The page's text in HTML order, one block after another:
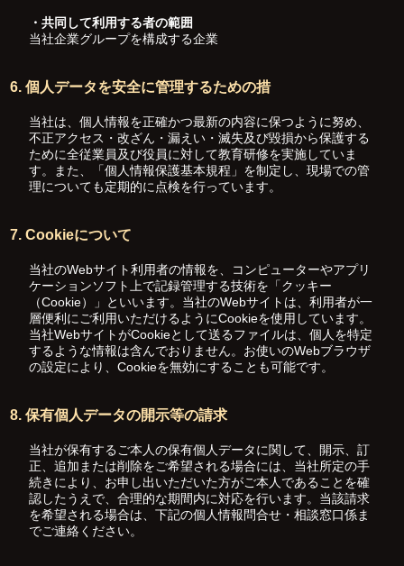
・共同して利用する者の範囲
当社企業グループを構成する企業
6. 個人データを安全に管理するための措
当社は、個人情報を正確かつ最新の内容に保つように努め、
不正アクセス・改ざん・漏えい・滅失及び毀損から保護する
ために全従業員及び役員に対して教育研修を実施していま
す。また、「個人情報保護基本規程」を制定し、現場での管
理についても定期的に点検を行っています。
7. Cookieについて
当社のWebサイト利用者の情報を、コンピューターやアプリ
ケーションソフト上で記録管理する技術を「クッキー
（Cookie）」といいます。当社のWebサイトは、利用者が一
層便利にご利用いただけるようにCookieを使用しています。
当社WebサイトがCookieとして送るファイルは、個人を特定
するような情報は含んでおりません。お使いのWebブラウザ
の設定により、Cookieを無効にすることも可能です。
8. 保有個人データの開示等の請求
当社が保有するご本人の保有個人データに関して、開示、訂
正、追加または削除をご希望される場合には、当社所定の手
続きにより、お申し出いただいた方がご本人であることを確
認したうえで、合理的な期間内に対応を行います。当該請求
を希望される場合は、下記の個人情報問合せ・相談窓口係ま
でご連絡ください。